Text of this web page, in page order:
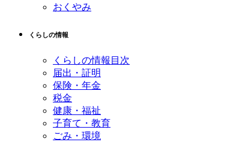
おくやみ
くらしの情報
くらしの情報目次
届出・証明
保険・年金
税金
健康・福祉
子育て・教育
ごみ・環境